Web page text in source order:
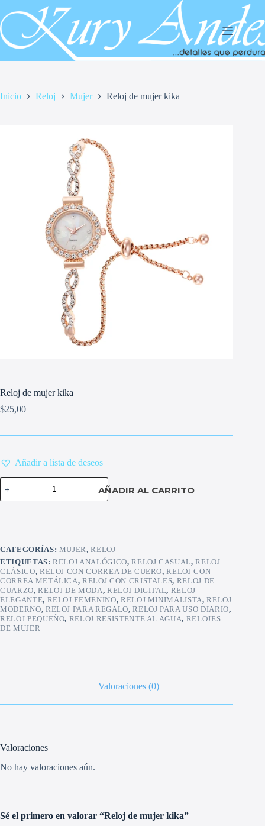
al
contenido
Inicio Reloj Mujer Reloj de mujer kika
Reloj de mujer kika
$25,00
Añadir a lista de deseos
Reloj
de
mujer
cantidad
AÑADIR AL CARRITO
CATEGORÍAS: MUJER,RELOJ
ETIQUETAS:RELOJ ANALÓGICO,RELOJ CASUAL,RELOJ
CLÁSICO, RELOJ CON CORREA DE CUERO,RELOJ CON
CORREA METÁLICA,RELOJ CON CRISTALES, RELOJ DE
CUARZO,RELOJ DE MODA, RELOJ DIGITAL, RELOJ
ELEGANTE, RELOJ FEMENINO, RELOJ MINIMALISTA,RELOJ
MODERNO, RELOJ PARA REGALO,RELOJ PARA USO DIARIO,
RELOJ PEQUEÑO, RELOJ RESISTENTE AL AGUA, RELOJES
DE MUJER
Valoraciones (0)
Valoraciones
No hay valoraciones aún.
Sé el primero en valorar “Reloj de mujer kika”